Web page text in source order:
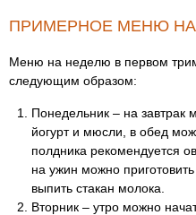
ПРИМЕРНОЕ МЕНЮ НА
Меню на неделю в первом
следующим образом:
Понедельник – на завтрак
йогурт и мюсли, в обед
полдника рекомендуется
на ужин можно
выпить стакан молока.
Вторник – утро можно